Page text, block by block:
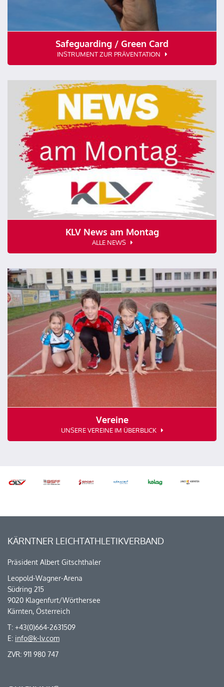
Safeguarding / Green Card
INSTRUMENT ZUR PRÄVENTATION
KLV News am Montag
ALLE NEWS
Vereine
UNSERE VEREINE IM ÜBERBLICK
KÄRNTNER LEICHTATHLETIKVERBAND
Präsident Albert Gitschthaler
Leopold-Wagner-Arena
Südring 215
9020 Klagenfurt/Wörthersee
Kärnten, Österreich
T: +43(0)664-2631509
E: info@k-lv.com
ZVR: 911 980 747